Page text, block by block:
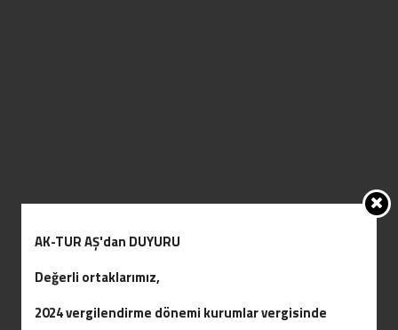
AK-TUR AŞ'dan DUYURU
Değerli ortaklarımız,
2024 vergilendirme dönemi kurumlar vergisinde